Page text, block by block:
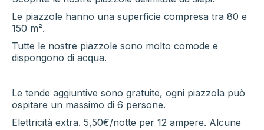
Le piazzole hanno una superficie compresa tra 80 e
150 m².
Tutte le nostre piazzole sono molto comode e
dispongono di acqua.
Le tende aggiuntive sono gratuite, ogni piazzola può
ospitare un massimo di 6 persone.
Elettricità extra. 5,50€/notte per 12 ampere. Alcune